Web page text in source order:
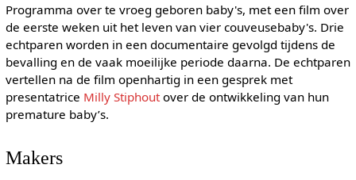
Programma over te vroeg geboren baby's, met een film over
de eerste weken uit het leven van vier couveusebaby's. Drie
echtparen worden in een documentaire gevolgd tijdens de
bevalling en de vaak moeilijke periode daarna. De echtparen
vertellen na de film openhartig in een gesprek met
presentatrice Milly Stiphoutover de ontwikkeling van hun
premature baby’s.
Makers